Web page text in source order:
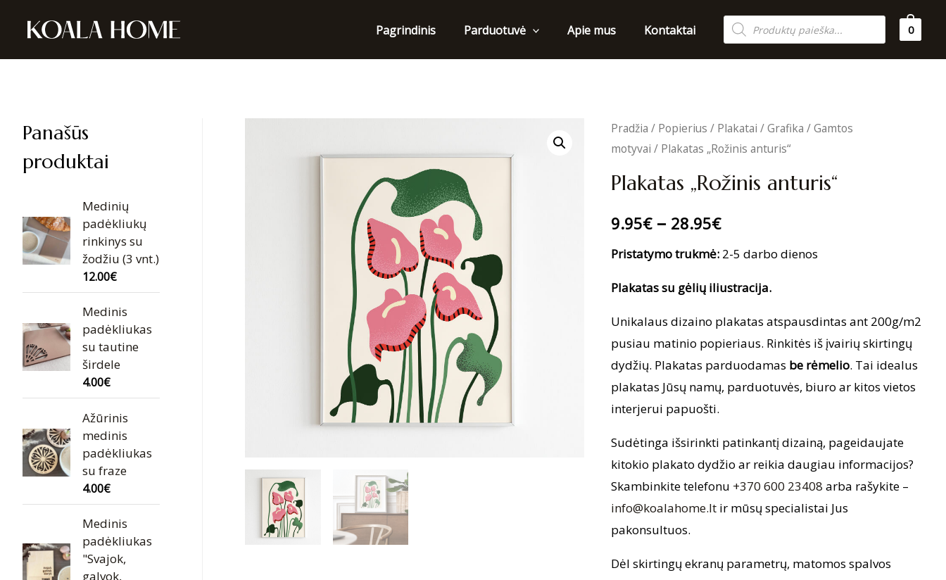
Pagrindinis Parduotuvė Apie mus Kontaktai
Products
search 0
Panašūs
produktai
Medinių
padėkliukų
rinkinys su
žodžiu (3 vnt.)
12.00€
Medinis
padėkliukas
su tautine
širdele
4.00€
Ažūrinis
medinis
padėkliukas
su fraze
4.00€
Medinis
padėkliukas
"Svajok,
galvok,
Pradžia / Popierius / Plakatai /Grafika /Gamtos
motyvai / Plakatas „Rožinis anturis“
Plakatas „Rožinis anturis“
9.95€– 28.95€
Pristatymo trukmė: 2-5 darbo dienos
Plakatas su gėlių iliustracija.
Unikalaus dizaino plakatas atspausdintas ant 200g/m2
pusiau matinio popieriaus. Rinkitės iš įvairių skirtingų
dydžių. Plakatas parduodamas be rėmelio. Tai idealus
plakatas Jūsų namų, parduotuvės, biuro ar kitos vietos
interjerui papuošti.
Sudėtinga išsirinkti patinkantį dizainą, pageidaujate
kitokio plakato dydžio ar reikia daugiau informacijos?
Skambinkite telefonu +370 600 23408 arba rašykite –
info@koalahome.lt ir mūsų specialistai Jus
pakonsultuos.
Dėl skirtingų ekranų parametrų, matomos spalvos